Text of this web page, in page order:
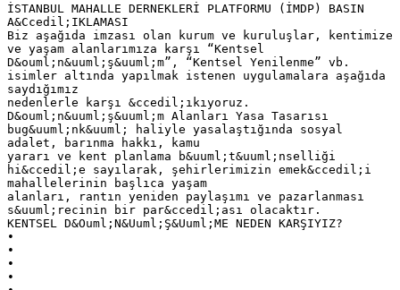
İSTANBUL MAHALLE DERNEKLERİ PLATFORMU (İMDP) BASIN
A&Ccedil;IKLAMASI
Biz aşağıda imzası olan kurum ve kuruluşlar, kentimize
ve yaşam alanlarımıza karşı “Kentsel
D&ouml;n&uuml;ş&uuml;m”, “Kentsel Yenilenme” vb.
isimler altında yapılmak istenen uygulamalara aşağıda
saydığımız
nedenlerle karşı &ccedil;ıkıyoruz.
D&ouml;n&uuml;ş&uuml;m Alanları Yasa Tasarısı
bug&uuml;nk&uuml; haliyle yasalaştığında sosyal
adalet, barınma hakkı, kamu
yararı ve kent planlama b&uuml;t&uuml;nselliği
hi&ccedil;e sayılarak, şehirlerimizin emek&ccedil;i
mahallelerinin başlıca yaşam
alanları, rantın yeniden paylaşımı ve pazarlanması
s&uuml;recinin bir par&ccedil;ası olacaktır.
KENTSEL D&Ouml;N&Uuml;Ş&Uuml;ME NEDEN KARŞIYIZ?
•
•
•
•